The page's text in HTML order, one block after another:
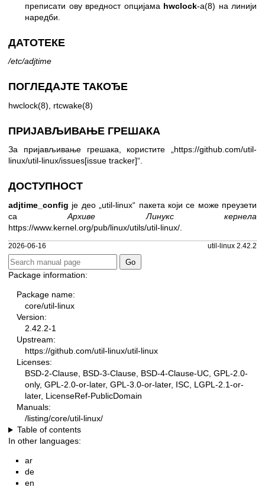
преписати ову вредност опцијама hwclock-а(8) на линији
наредби.
ДАТОТЕКЕ
/etc/adjtime
ПОГЛЕДАЈТЕ ТАКОЂЕ
hwclock(8) rtcwake(8)
ПРИЈАВЉИВАЊЕ ГРЕШАКА
За пријављивање грешака, користите „https://github.com/util-
linux/util-linux/issues[issue tracker]“.
ДОСТУПНОСТ
adjtime_config је део „util-linux“ пакета који се може преузети
саАрхиве Линукс кернела
https://www.kernel.org/pub/linux/utils/util-linux/
2026-06-16 util-linux 2.42.2
Package information:
Package name:
core/util-linux
Version:
2.42.2-1
Upstream:
https://github.com/util-linux/util-linux
Licenses:
BSD-2-Clause, BSD-3-Clause, BSD-4-Clause-UC, GPL-2.0-
only, GPL-2.0-or-later, GPL-3.0-or-later, ISC, LGPL-2.1-or-
later, LicenseRef-PublicDomain
Manuals:
/listing/core/util-linux/
Table of contents
In other languages:
ar
de
en